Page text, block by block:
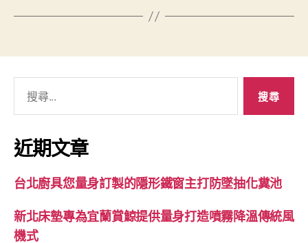
關
鍵
字:
近期文章
台北廚具您量身訂製的隱形鐵窗主打防墜抽化糞池
新北床墊專為宜蘭賞鯨提供量身打造噴霧降溫傳統風
機式